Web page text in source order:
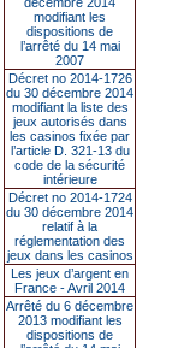
modifiant les
dispositions de
l’arrêté du 14 mai
2007
Décret no 2014-1726
du 30 décembre 2014
modifiant la liste des
jeux autorisés dans
les casinos fixée par
l’article D. 321-13 du
code de la sécurité
intérieure
Décret no 2014-1724
du 30 décembre 2014
relatif à la
réglementation des
jeux dans les casinos
Les jeux d’argent en
France - Avril 2014
Arrêté du 6 décembre
2013 modifiant les
dispositions de